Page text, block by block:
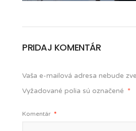
PRIDAJ KOMENTÁR
Vaša e-mailová adresa nebude
Vyžadované polia sú označené *
Komentár *